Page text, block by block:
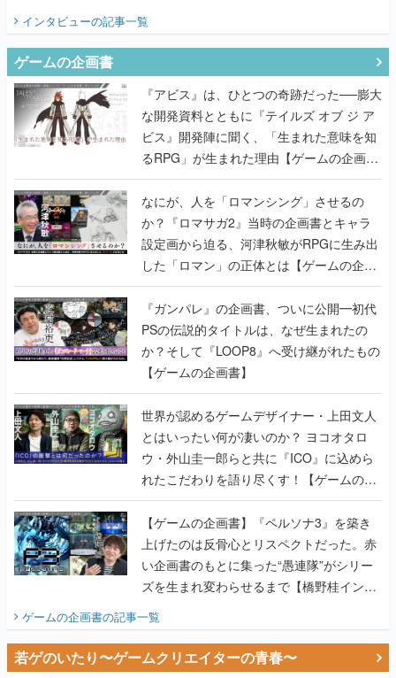
てみた
インタビューの記事一覧
ゲームの企画書
『アビス』は、ひとつの奇跡だった──膨大
な開発資料とともに『テイルズ オブ ジ ア
ビス』開発陣に聞く、「生まれた意味を知
るRPG」が生まれた理由【ゲームの企画
書】
なにが、人を「ロマンシング」させるの
か？『ロマサガ2』当時の企画書とキャラ
設定画から迫る、河津秋敏がRPGに生み出
した「ロマン」の正体とは【ゲームの企画
書】
『ガンパレ』の企画書、ついに公開━初代
PSの伝説的タイトルは、なぜ生まれたの
か？そして『LOOP8』へ受け継がれたもの
【ゲームの企画書】
世界が認めるゲームデザイナー・上田文人
とはいったい何が凄いのか？ ヨコオタロ
ウ・外山圭一郎らと共に『ICO』に込めら
れたこだわりを語り尽くす！【ゲームの企
画書】
【ゲームの企画書】『ペルソナ3』を築き
上げたのは反骨心とリスペクトだった。赤
い企画書のもとに集った“愚連隊”がシリー
ズを生まれ変わらせるまで【橋野桂インタ
ビュー】
ゲームの企画書の記事一覧
若ゲのいたり〜ゲームクリエイターの青春〜